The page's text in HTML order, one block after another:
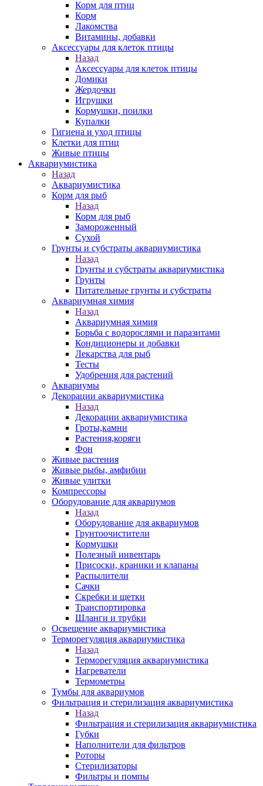
Корм для птиц
Корм
Лакомства
Витамины, добавки
Аксессуары для клеток птицы
Назад
Аксессуары для клеток птицы
Домики
Жердочки
Игрушки
Кормушки, поилки
Купалки
Гигиена и уход птицы
Клетки для птиц
Живые птицы
Аквариумистика
Назад
Аквариумистика
Корм для рыб
Назад
Корм для рыб
Замороженный
Сухой
Грунты и субстраты аквариумистика
Назад
Грунты и субстраты аквариумистика
Грунты
Питательные грунты и субстраты
Аквариумная химия
Назад
Аквариумная химия
Борьба с водорослями и паразитами
Кондиционеры и добавки
Лекарства для рыб
Тесты
Удобрения для растений
Аквариумы
Декорации аквариумистика
Назад
Декорации аквариумистика
Гроты,камни
Растения,коряги
Фон
Живые растения
Живые рыбы, амфибии
Живые улитки
Компрессоры
Оборудование для аквариумов
Назад
Оборудование для аквариумов
Грунтоочистители
Кормушки
Полезный инвентарь
Присоски, краники и клапаны
Распылители
Сачки
Скребки и щетки
Транспортировка
Шланги и трубки
Освещение аквариумистика
Терморегуляция аквариумистика
Назад
Терморегуляция аквариумистика
Нагреватели
Термометры
Тумбы для аквариумов
Фильтрация и стерилизация аквариумистика
Назад
Фильтрация и стерилизация аквариумистика
Губки
Наполнители для фильтров
Роторы
Стерилизаторы
Фильтры и помпы